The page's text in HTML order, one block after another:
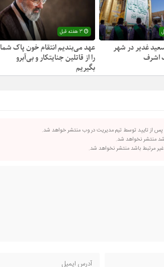
غدیر در شهر
اشرف
3 هفته قبل
عهد می‌بندیم انتقام خون پاک شما
را از قاتلین جنایتکار و بی‌آبرو
بگیریم
از تایید توسط تیم مدیریت در وب منتشر خواهد شد.
منتشر نخواهد شد.
غیر مرتبط باشد منتشر نخواهد شد.